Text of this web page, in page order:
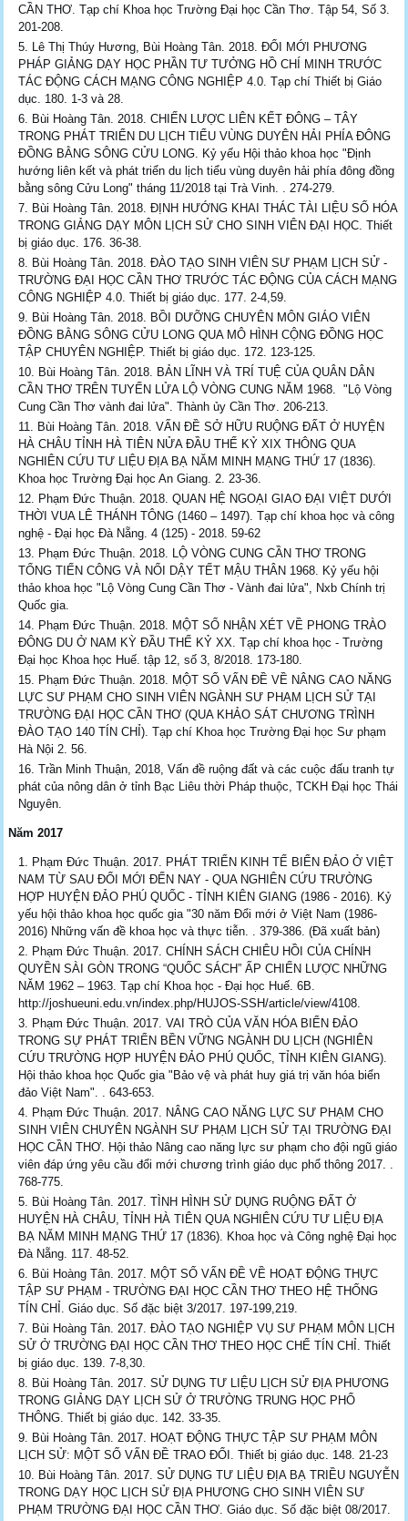
CẦN THƠ. Tạp chí Khoa học Trường Đại học Cần Thơ. Tập 54, Số 3.
201-208.
Lê Thị Thúy Hương, Bùi Hoàng Tân. 2018. ĐỔI MỚI PHƯƠNG
PHÁP GIẢNG DẠY HỌC PHẦN TƯ TƯỞNG HỒ CHÍ MINH TRƯỚC
TÁC ĐỘNG CÁCH MẠNG CÔNG NGHIỆP 4.0. Tạp chí Thiết bị Giáo
dục. 180. 1-3 và 28.
Bùi Hoàng Tân. 2018. CHIẾN LƯỢC LIÊN KẾT ĐÔNG – TÂY
TRONG PHÁT TRIỂN DU LỊCH TIỂU VÙNG DUYÊN HẢI PHÍA ĐÔNG
ĐỒNG BẰNG SÔNG CỬU LONG. Kỷ yếu Hội thảo khoa học "Định
hướng liên kết và phát triển du lịch tiểu vùng duyên hải phía đông đồng
bằng sông Cửu Long" tháng 11/2018 tại Trà Vinh. . 274-279.
Bùi Hoàng Tân. 2018. ĐỊNH HƯỚNG KHAI THÁC TÀI LIỆU SỐ HÓA
TRONG GIẢNG DẠY MÔN LỊCH SỬ CHO SINH VIÊN ĐẠI HỌC. Thiết
bị giáo dục. 176. 36-38.
Bùi Hoàng Tân. 2018. ĐÀO TẠO SINH VIÊN SƯ PHẠM LỊCH SỬ -
TRƯỜNG ĐẠI HỌC CẦN THƠ TRƯỚC TÁC ĐỘNG CỦA CÁCH MẠNG
CÔNG NGHIỆP 4.0. Thiết bị giáo dục. 177. 2-4,59.
Bùi Hoàng Tân. 2018. BỒI DƯỠNG CHUYÊN MÔN GIÁO VIÊN
ĐỒNG BẰNG SÔNG CỬU LONG QUA MÔ HÌNH CỘNG ĐỒNG HỌC
TẬP CHUYÊN NGHIỆP. Thiết bị giáo dục. 172. 123-125.
Bùi Hoàng Tân. 2018. BẢN LĨNH VÀ TRÍ TUỆ CỦA QUÂN DÂN
CẦN THƠ TRÊN TUYẾN LỬA LỘ VÒNG CUNG NĂM 1968. "Lộ Vòng
Cung Cần Thơ vành đai lửa". Thành ủy Cần Thơ. 206-213.
Bùi Hoàng Tân. 2018. VẤN ĐỀ SỞ HỮU RUỘNG ĐẤT Ở HUYỆN
HÀ CHÂU TỈNH HÀ TIÊN NỬA ĐẦU THẾ KỶ XIX THÔNG QUA
NGHIÊN CỨU TƯ LIỆU ĐỊA BẠ NĂM MINH MẠNG THỨ 17 (1836).
Khoa học Trường Đại học An Giang. 2. 23-36.
Phạm Đức Thuận. 2018. QUAN HỆ NGOẠI GIAO ĐẠI VIỆT DƯỚI
THỜI VUA LÊ THÁNH TÔNG (1460 – 1497). Tạp chí khoa học và công
nghệ - Đại học Đà Nẵng. 4 (125) - 2018. 59-62
Phạm Đức Thuận. 2018. LỘ VÒNG CUNG CẦN THƠ TRONG
TỔNG TIẾN CÔNG VÀ NỔI DẬY TẾT MẬU THÂN 1968. Kỷ yếu hội
thảo khoa học "Lộ Vòng Cung Cần Thơ - Vành đai lửa", Nxb Chính trị
Quốc gia.
Phạm Đức Thuận. 2018. MỘT SỐ NHẬN XÉT VỀ PHONG TRÀO
ĐÔNG DU Ở NAM KỲ ĐẦU THẾ KỶ XX. Tạp chí khoa học - Trường
Đại học Khoa học Huế. tập 12, số 3, 8/2018. 173-180.
Phạm Đức Thuận. 2018. MỘT SỐ VẤN ĐỀ VỀ NÂNG CAO NĂNG
LỰC SƯ PHẠM CHO SINH VIÊN NGÀNH SƯ PHẠM LỊCH SỬ TẠI
TRƯỜNG ĐẠI HỌC CẦN THƠ (QUA KHẢO SÁT CHƯƠNG TRÌNH
ĐÀO TẠO 140 TÍN CHỈ). Tạp chí Khoa học Trường Đại học Sư phạm
Hà Nội 2. 56.
Trần Minh Thuận, 2018, Vấn đề ruộng đất và các cuộc đấu tranh tự
phát của nông dân ở tỉnh Bạc Liêu thời Pháp thuộc, TCKH Đại học Thái
Nguyên.
Năm 2017
Phạm Đức Thuận. 2017. PHÁT TRIỂN KINH TẾ BIỂN ĐẢO Ở VIỆT
NAM TỪ SAU ĐỔI MỚI ĐẾN NAY - QUA NGHIÊN CỨU TRƯỜNG
HỢP HUYỆN ĐẢO PHÚ QUỐC - TỈNH KIÊN GIANG (1986 - 2016). Kỷ
yếu hội thảo khoa học quốc gia "30 năm Đổi mới ở Việt Nam (1986-
2016) Những vấn đề khoa học và thực tiễn. . 379-386. (Đã xuất bản)
Phạm Đức Thuận. 2017. CHÍNH SÁCH CHIÊU HỒI CỦA CHÍNH
QUYỀN SÀI GÒN TRONG “QUỐC SÁCH” ẤP CHIẾN LƯỢC NHỮNG
NĂM 1962 – 1963. Tạp chí Khoa học - Đại học Huế. 6B.
http://joshueuni.edu.vn/index.php/HUJOS-SSH/article/view/4108.
Phạm Đức Thuận. 2017. VAI TRÒ CỦA VĂN HÓA BIỂN ĐẢO
TRONG SỰ PHÁT TRIỂN BỀN VỮNG NGÀNH DU LỊCH (NGHIÊN
CỨU TRƯỜNG HỢP HUYỆN ĐẢO PHÚ QUỐC, TỈNH KIÊN GIANG).
Hội thảo khoa học Quốc gia "Bảo vệ và phát huy giá trị văn hóa biển
đảo Việt Nam". . 643-653.
Phạm Đức Thuận. 2017. NÂNG CAO NĂNG LỰC SƯ PHẠM CHO
SINH VIÊN CHUYÊN NGÀNH SƯ PHẠM LỊCH SỬ TẠI TRƯỜNG ĐẠI
HỌC CẦN THƠ. Hội thảo Nâng cao năng lực sư phạm cho đội ngũ giáo
viên đáp ứng yêu cầu đổi mới chương trình giáo dục phổ thông 2017. .
768-775.
Bùi Hoàng Tân. 2017. TÌNH HÌNH SỬ DỤNG RUỘNG ĐẤT Ở
HUYỆN HÀ CHÂU, TỈNH HÀ TIÊN QUA NGHIÊN CỨU TƯ LIỆU ĐỊA
BẠ NĂM MINH MẠNG THỨ 17 (1836). Khoa học và Công nghệ Đại học
Đà Nẵng. 117. 48-52.
Bùi Hoàng Tân. 2017. MỘT SỐ VẤN ĐỀ VỀ HOẠT ĐỘNG THỰC
TẬP SƯ PHẠM - TRƯỜNG ĐẠI HỌC CẦN THƠ THEO HỆ THỐNG
TÍN CHỈ. Giáo dục. Số đặc biệt 3/2017. 197-199,219.
Bùi Hoàng Tân. 2017. ĐÀO TẠO NGHIỆP VỤ SƯ PHẠM MÔN LỊCH
SỬ Ở TRƯỜNG ĐẠI HỌC CẦN THƠ THEO HỌC CHẾ TÍN CHỈ. Thiết
bị giáo dục. 139. 7-8,30.
Bùi Hoàng Tân. 2017. SỬ DỤNG TƯ LIỆU LỊCH SỬ ĐỊA PHƯƠNG
TRONG GIẢNG DẠY LỊCH SỬ Ở TRƯỜNG TRUNG HỌC PHỔ
THÔNG. Thiết bị giáo dục. 142. 33-35.
Bùi Hoàng Tân. 2017. HOẠT ĐỘNG THỰC TẬP SƯ PHẠM MÔN
LỊCH SỬ: MỘT SỐ VẤN ĐỀ TRAO ĐỔI. Thiết bị giáo dục. 148. 21-23
Bùi Hoàng Tân. 2017. SỬ DỤNG TƯ LIỆU ĐỊA BẠ TRIỀU NGUYỄN
TRONG DẠY HỌC LỊCH SỬ ĐỊA PHƯƠNG CHO SINH VIÊN SƯ
PHẠM TRƯỜNG ĐẠI HỌC CẦN THƠ. Giáo dục. Số đặc biệt 08/2017.